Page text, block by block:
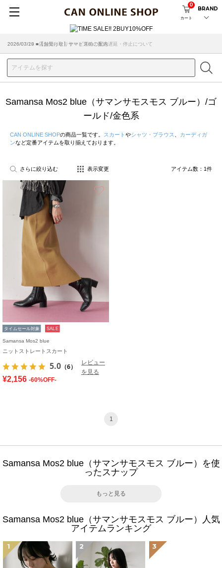
カート
0
BRAND
2026/07/29 ■【お知らせ】ヤマト運輸の配送遅延・停止について
2026/03/18 ■店舗受け取りサービスのご案内
Samansa Mos2 blue（サマンサモスモス ブルー）/ゴ
ールド/金色系
CAN ONLINE SHOPの商品一覧です。 スカート やシャツ・ブラウス
カーディガ
ンなど定番アイテムを取り揃えております。
さらに絞り込む 表示変更 アイテム数： 1件
タイムセール対象 SALE
Samansa Mos2 blue
ニットストレートスカート
5.0 （6）
レビュー
を見る
¥2,156 -60%OFF-
1
Samansa Mos2 blue（サマンサモスモス ブルー）を使
ったスナップ
もっと見る
Samansa Mos2 blue（サマンサモスモス ブルー）人気
アイテムランキング
1 2 3